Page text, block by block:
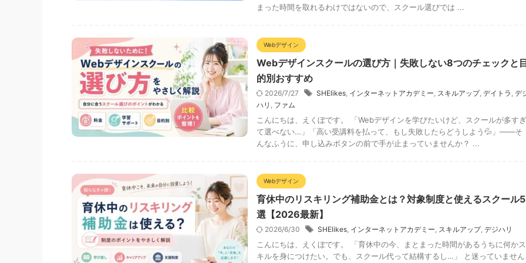
まった時間を取れるわけではないので、スクール選びでは ...
Webデザイン
Webデザインスクールの選び方｜失敗しない8つのチェックと
的別おすすめ
2026/7/27 SHElikes, インターネットアカデミー, スキルアップ, デイトラ , デ
ハリ , ファム
こんにちは、えくぼです。 「Webデザインを学びたいけど、スクールが多すぎ
て選べない…」「高い受講料を払って、もし失敗したらどうしよう💦」——そ
んなふうに、申し込みボタンの前で手が止まっていませんか？ ...
Webデザイン
育休中のリスキリング補助金とは？対象制度と使えるスクール5
選【2026最新】
2026/6/30 SHElikes, インターネットアカデミー, スキルアップ, デジハリ
こんにちは、えくぼです。 「育休中の今、まとまった時間があるうちに何かス
キルを身につけたい。でも、スクール代って結構するし…」 と迷っていません